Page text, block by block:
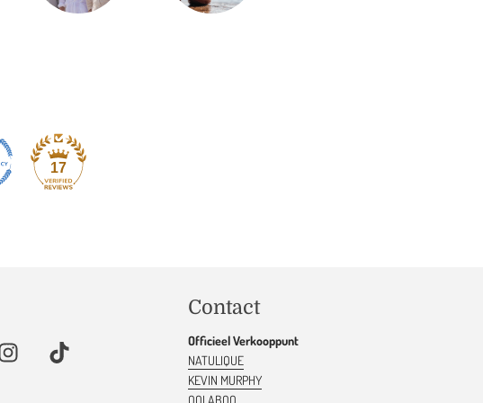
17
Contact
Officieel Verkooppunt
NATULIQUE
KEVIN MURPHY
OOLABOO